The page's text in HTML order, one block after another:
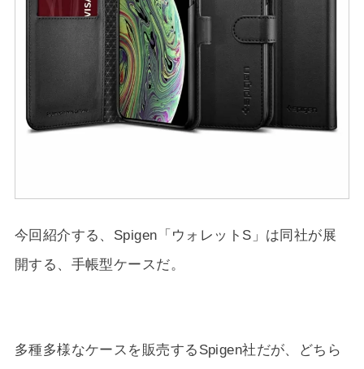
今回紹介する、Spigen「ウォレットS」は同社が展
開する、手帳型ケースだ。
多種多様なケースを販売するSpigen社だが、どちら